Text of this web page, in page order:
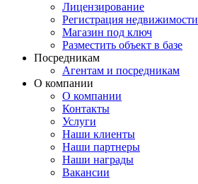
Лицензирование
Регистрация недвижимости
Магазин под ключ
Разместить объект в базе
Посредникам
Агентам и посредникам
О компании
О компании
Контакты
Услуги
Наши клиенты
Наши партнеры
Наши награды
Вакансии